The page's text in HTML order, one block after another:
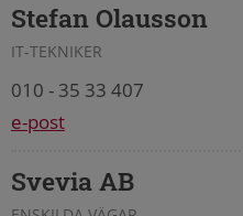
Stefan Olausson
IT-TEKNIKER
010 - 35 33 407
e-post
Svevia AB